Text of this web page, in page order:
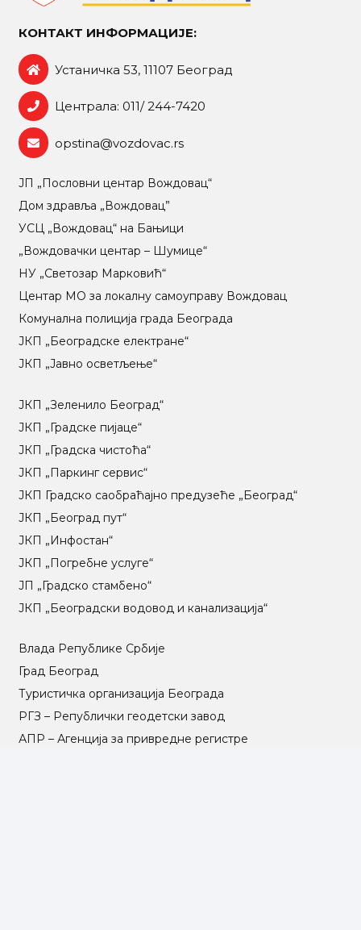
КОНТАКТ ИНФОРМАЦИЈЕ:
Устаничка 53, 11107 Београд
Централа: 011/ 244-7420
opstina@vozdovac.rs
ЈП „Пословни центар Вождовац“
Дом здравља „Вождовац”
УСЦ „Вождовац“ на Бањици
„Вождовачки центар – Шумице“
НУ „Светозар Марковић“
Центар МO за локалну самоуправу Вождовац
Комунална полиција града Београда
ЈКП „Београдске електране“
ЈКП „Јавно осветљење“
ЈКП „Зеленило Београд“
ЈКП „Градске пијаце“
ЈКП „Градска чистоћа“
ЈКП „Паркинг сервис“
ЈКП Градско саобраћајно предузеће „Београд“
ЈКП „Београд пут“
ЈКП „Инфостан“
ЈКП „Погребне услуге“
ЈП „Градско стамбено“
ЈКП „Београдски водовод и канализација“
Влада Републике Србије
Град Београд
Туристичка организација Београда
РГЗ – Републички геодетски завод
АПР – Агенција за привредне регистре